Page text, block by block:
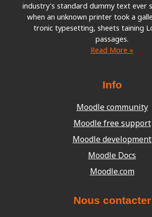
industry's standard dummy text ever
when an unknown printer took a
tronic typesetting, sheets taining
passages.
Read More »
Info
Moodle community
Moodle free support
Moodle development
Moodle Docs
Moodle.com
Nous contacter